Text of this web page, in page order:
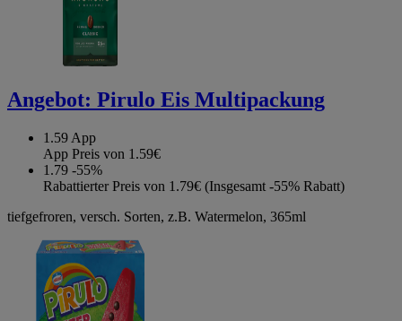
Angebot: Pirulo Eis Multipackung
1.59 App
App Preis von 1.59€
1.79 -55%
Rabattierter Preis von 1.79€ (Insgesamt -55% Rabatt)
tiefgefroren, versch. Sorten, z.B. Watermelon, 365ml